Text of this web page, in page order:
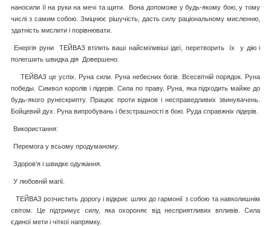
наносили її на руки на мечі та щити. Вона допоможе у будь-якому бою, у тому
числі з самим собою. Зміцнює рішучість, дасть силу раціональному мисленню,
здатність мислити і порівнювати.
Енергія руни ТЕЙВАЗ втілить ваші найсміливіші ідеї, перетворить їх у дію і
полегшить швидка дія Довершено.
ТЕЙВАЗ це успіх. Руна сили. Руна небесних богів. Всесвітній порядок. Руна
победы. Символ королів і лідерів. Сила по праву. Руна, яка підходить майже до
будь-якого рунескрипту. Працює проти відмов і несправедливих звинувачень.
Бойцевий дух. Руна випробувань і безстрашності в бою. Руда справжніх лідерів.
Використання:
Перемога у всьому продуманому.
Здоров’я і швидке одужання.
У любовній магії.
ТЕЙВАЗ розчистить дорогу і відкриє шлях до гармонії з собою та навколишнім
світом. Це підтримує силу, яка охороняє від несприятливих впливів. Сила
єдиної мети і чіткої напрямку.